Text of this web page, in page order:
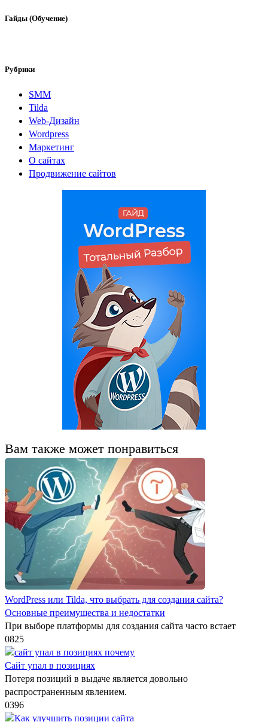
Гайды (Обучение)
Рубрики
SMM
Tilda
Web-Дизайн
Wordpress
Маркетинг
О сайтах
Продвижение сайтов
Вам также может понравиться
WordPress или Tilda, что выбрать для создания сайта?
Основные преимущества и недостатки
При выборе платформы для создания сайта часто встает
0825
Сайт упал в позициях
Потеря позиций в выдаче является довольно
распространенным явлением.
0396